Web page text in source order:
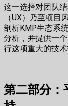
这一选择对团队
（UX）乃至项目
剖析KMP生态系
分析，并提供一
行这项重大的技
第二部分：